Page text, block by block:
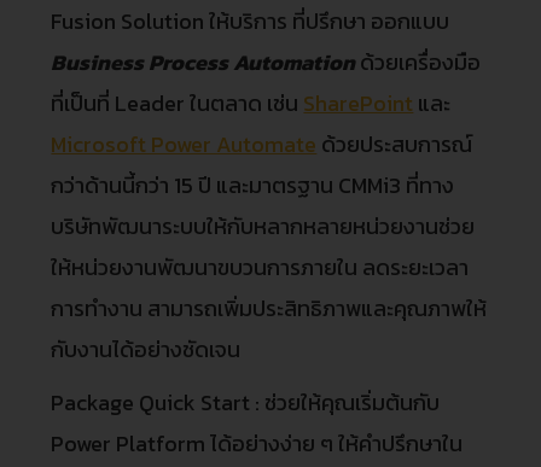
Fusion Solution ให้บริการ ที่ปรึกษา ออกแบบ
Business Process Automationด้วยเครื่องมือ
ที่เป็นที่ Leader ในตลาด เช่น SharePoint และ
Microsoft Power Automate ด้วยประสบการณ์
กว่าด้านนี้กว่า 15 ปี และมาตรฐาน CMMi3 ที่ทาง
บริษัทพัฒนาระบบให้กับหลากหลายหน่วยงานช่วย
ให้หน่วยงานพัฒนาขบวนการภายใน ลดระยะเวลา
การทำงาน สามารถเพิ่มประสิทธิภาพและคุณภาพให้
กับงานได้อย่างชัดเจน
Package Quick Start : ช่วยให้คุณเริ่มต้นกับ
Power Platform ได้อย่างง่าย ๆ ให้คำปรึกษาใน